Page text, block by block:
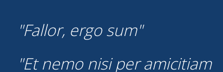
Fallor, ergo sum
Et nemo nisi per amicitiam